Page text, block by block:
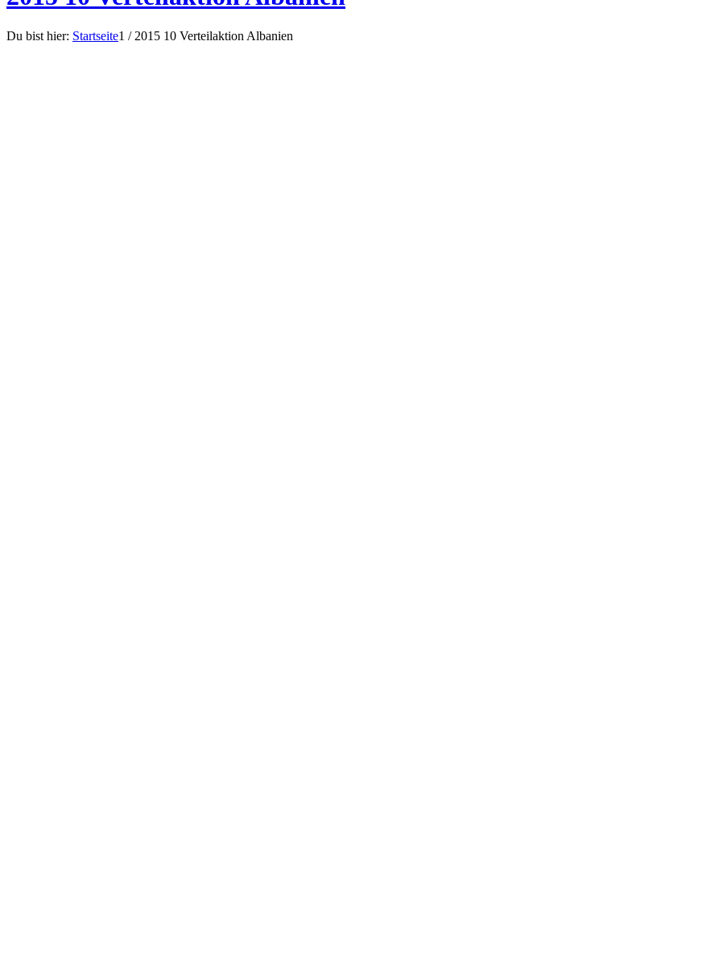
Du bist hier: Startseite1 / 2015 10 Verteilaktion Albanien